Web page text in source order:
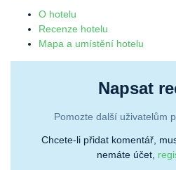
O hotelu
Recenze hotelu
Mapa a umístění hotelu
Napsat
Pomozte další uživatelům
Chcete-li přidat komentář,
nemáte účet,